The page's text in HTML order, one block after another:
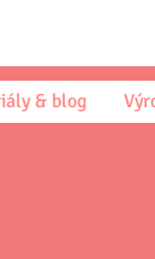
& blog